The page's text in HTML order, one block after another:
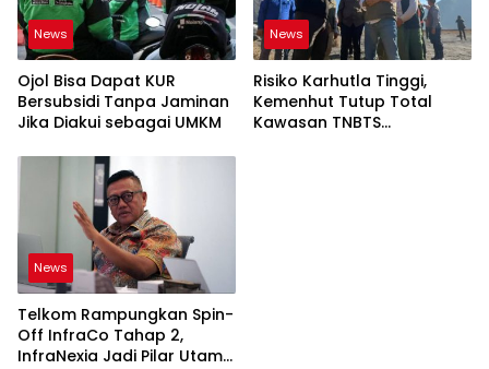
News
Ojol Bisa Dapat KUR
Bersubsidi Tanpa Jaminan
Jika Diakui sebagai UMKM
News
Risiko Karhutla Tinggi,
Kemenhut Tutup Total
Kawasan TNBTS
News
Telkom Rampungkan Spin-
Off InfraCo Tahap 2,
InfraNexia Jadi Pilar Utama